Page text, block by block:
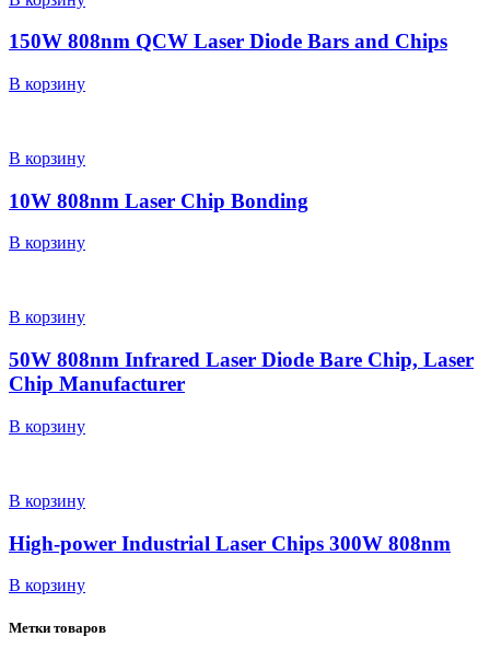
150W 808nm QCW Laser Diode Bars and Chips
В корзину
В корзину
10W 808nm Laser Chip Bonding
В корзину
В корзину
50W 808nm Infrared Laser Diode Bare Chip, Laser
Chip Manufacturer
В корзину
В корзину
High-power Industrial Laser Chips 300W 808nm
В корзину
Метки товаров